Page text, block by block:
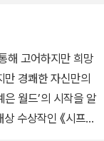
해 고어하지만 희망
경쾌한 자신만의
월드’의 시작을 알
수상작인 《시프